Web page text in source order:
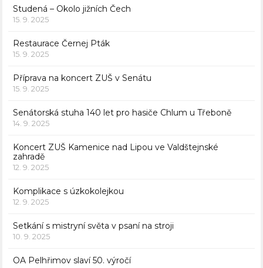
Studená – Okolo jižních Čech
15. 9. 2025
Restaurace Černej Pták
15. 9. 2025
Příprava na koncert ZUŠ v Senátu
15. 9. 2025
Senátorská stuha 140 let pro hasiče Chlum u Třeboně
14. 9. 2025
Koncert ZUŠ Kamenice nad Lipou ve Valdštejnské
zahradě
12. 9. 2025
Komplikace s úzkokolejkou
12. 9. 2025
Setkání s mistryní světa v psaní na stroji
10. 9. 2025
OA Pelhřimov slaví 50. výročí